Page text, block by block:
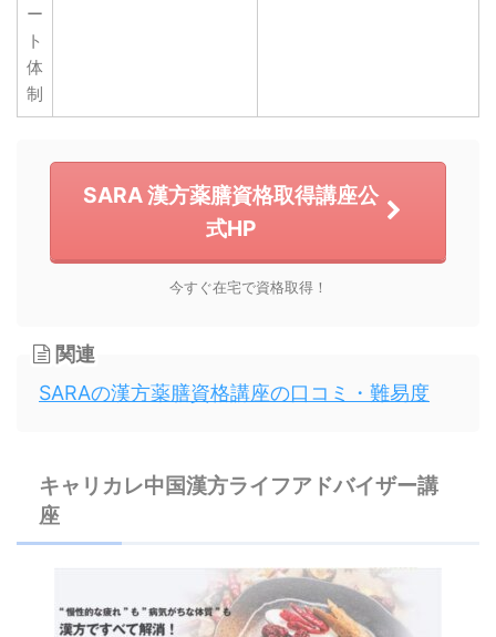
ー
ト
体
制
SARA 漢方薬膳資格取得講座公
式HP
今すぐ在宅で資格取得！
関連
SARAの漢方薬膳資格講座の口コミ・難易度
キャリカレ中国漢方ライフアドバイザー講
座